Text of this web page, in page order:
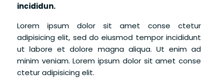
incididun.
Lorem ipsum dolor sit amet conse ctetur
adipisicing elit, sed do eiusmod tempor incididunt
ut labore et dolore magna aliqua. Ut enim ad
minim veniam. Lorem ipsum dolor sit amet conse
ctetur adipisicing elit.